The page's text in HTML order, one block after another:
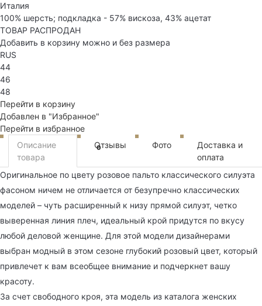
Италия
100% шерсть; подкладка - 57% вискоза, 43% ацетат
ТОВАР РАСПРОДАН
Добавить в корзину можно и без размера
RUS
44
46
48
Перейти в корзину
Добавлен в "Избранное"
Перейти в избранное
Описание
товара
Отзывы
0 Фото
Доставка и
оплата
Оригинальное по цвету розовое пальто классического силуэта
фасоном ничем не отличается от безупречно классических
моделей – чуть расширенный к низу прямой силуэт, четко
выверенная линия плеч, идеальный крой придутся по вкусу
любой деловой женщине. Для этой модели дизайнерами
выбран модный в этом сезоне глубокий розовый цвет, который
привлечет к вам всеобщее внимание и подчеркнет вашу
красоту.
За счет свободного кроя, эта модель из каталога женских